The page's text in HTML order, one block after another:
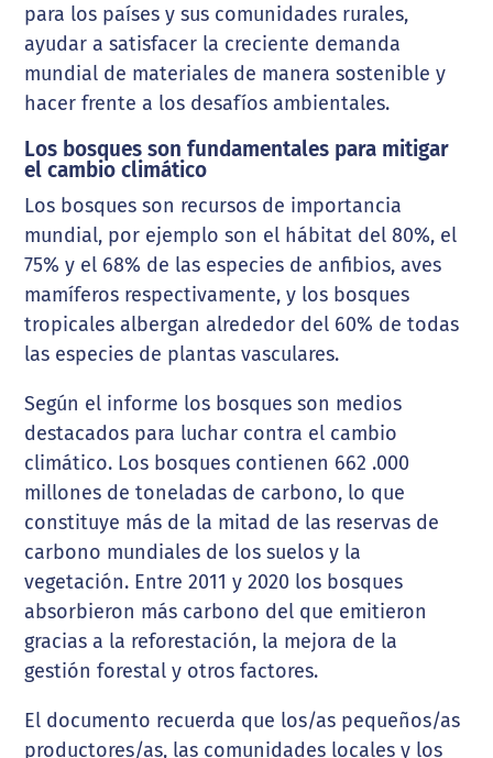
para los países y sus comunidades rurales,
ayudar a satisfacer la creciente demanda
mundial de materiales de manera sostenible y
hacer frente a los desafíos ambientales.
Los bosques son fundamentales para mitigar
el cambio climático
Los bosques son recursos de importancia
mundial, por ejemplo son el hábitat del 80%, el
75% y el 68% de las especies de anfibios, aves
mamíferos respectivamente, y los bosques
tropicales albergan alrededor del 60% de todas
las especies de plantas vasculares.
Según el informe los bosques son medios
destacados para luchar contra el cambio
climático. Los bosques contienen 662 .000
millones de toneladas de carbono, lo que
constituye más de la mitad de las reservas de
carbono mundiales de los suelos y la
vegetación. Entre 2011 y 2020 los bosques
absorbieron más carbono del que emitieron
gracias a la reforestación, la mejora de la
gestión forestal y otros factores.
El documento recuerda que los/as pequeños/as
productores/as, las comunidades locales y los